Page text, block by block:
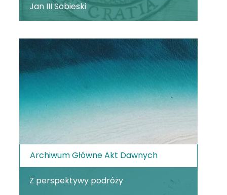
Jan III Sobieski
Archiwum Główne Akt Dawnych
Z perspektywy podróży